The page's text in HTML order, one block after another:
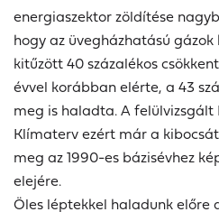
energiaszektor zöldítése
hogy az üvegházhatású
kitűzött 40 százalékos
évvel korábban elérte, a 43
meg is haladta. A
Klímaterv ezért már a
meg az 1990-es bázisévhez
elejére.
Öles léptekkel haladunk előre